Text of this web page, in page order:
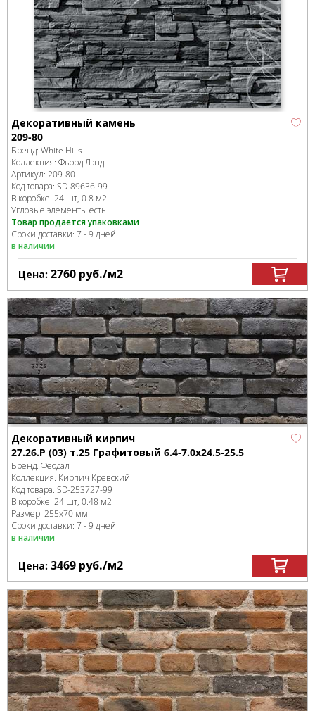
Декоративный камень
209-80
Бренд: White Hills
Коллекция: Фьорд Лэнд
Артикул: 209-80
Код товара: SD-89636-99
В коробке: 24 шт, 0.8 м2
Угловые элементы есть
Товар продается упаковками
Сроки доставки: 7 - 9 дней
в наличии
Цена: 2760 руб./м2
Декоративный кирпич
27.26.Р (03) т.25 Графитовый 6.4-7.0x24.5-25.5
Бренд: Феодал
Коллекция: Кирпич Кревский
Код товара: SD-253727-99
В коробке: 24 шт, 0.48 м2
Размер: 255x70 мм
Сроки доставки: 7 - 9 дней
в наличии
Цена: 3469 руб./м2